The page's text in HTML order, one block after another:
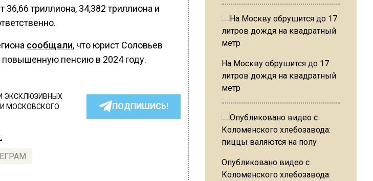
36,66 триллиона, 34,382 триллиона и
сообщали, что юрист Соловьев
повышенную пенсию в 2024 году.
ЭКСКЛЮЗИВНЫХ
МОСКОВСКОГО
ПОДПИШИСЬ!
На Москву обрушится до 17
литров дождя на квадратный
метр
Опубликовано видео с
Коломенского хлебозавода: